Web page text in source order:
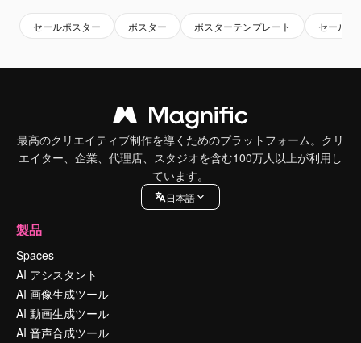
セールポスター ポスター ポスターテンプレート セール
最高のクリエイティブ制作を導くためのプラットフォーム。クリ
エイター、企業、代理店、スタジオを含む100万人以上が利用し
ています。
日本語
製品
Spaces
AI アシスタント
AI 画像生成ツール
AI 動画生成ツール
AI 音声合成ツール